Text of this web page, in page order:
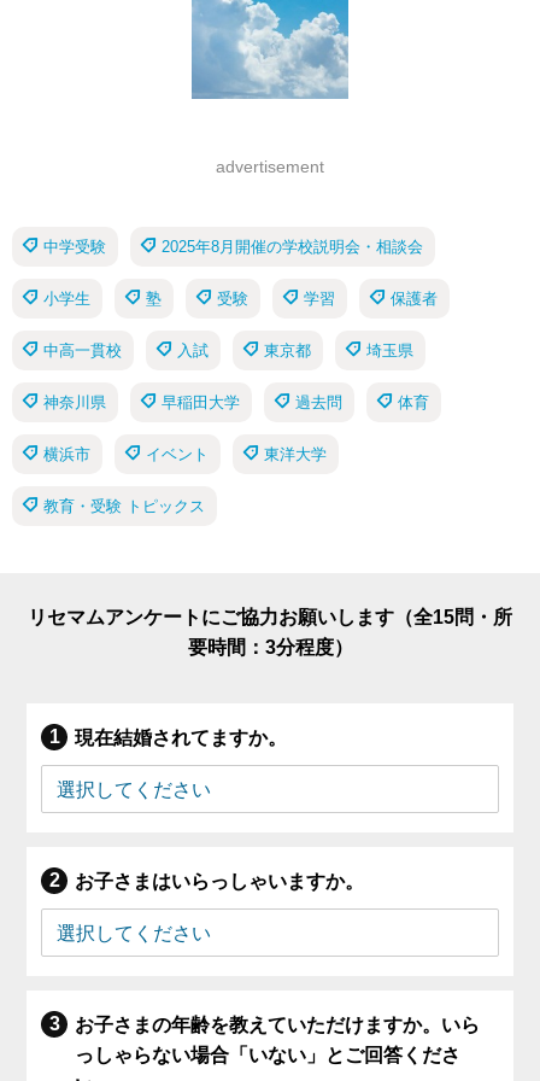
advertisement
中学受験 2025年8月開催の学校説明会・相談会
小学生 塾 受験 学習 保護者
中高一貫校 入試 東京都 埼玉県
神奈川県 早稲田大学 過去問 体育
横浜市 イベント 東洋大学
教育・受験 トピックス
リセマムアンケートにご協力お願いします（全15問・所
要時間：3分程度）
現在結婚されてますか。
お子さまはいらっしゃいますか。
お子さまの年齢を教えていただけますか。いら
っしゃらない場合「いない」とご回答くださ